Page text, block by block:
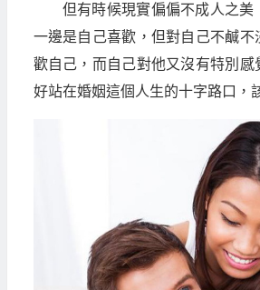
但有時候現實偏偏不成人之美
一邊是自己喜歡，但對自己不鹹不
歡自己，而自己對他又沒有特別感
好站在婚姻這個人生的十字路口，